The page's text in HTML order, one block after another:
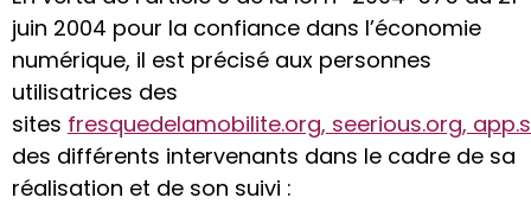
juin 2004 pour la confiance dans l’économie
numérique, il est précisé aux personnes
utilisatrices des
sites fresquedelamobilite.org, seerious.org,
des différents intervenants dans le cadre de sa
réalisation et de son suivi :